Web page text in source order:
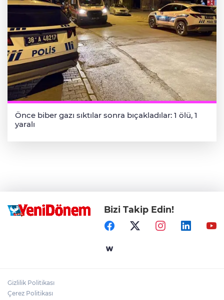
Önce biber gazı sıktılar sonra bıçakladılar: 1 ölü, 1
yaralı
Bizi Takip Edin!
Gizlilik Politikası
Çerez Politikası